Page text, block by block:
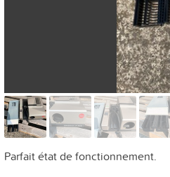
Parfait état de fonctionnement.